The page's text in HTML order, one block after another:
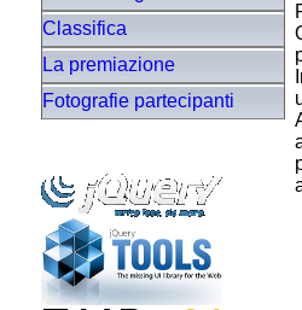
Classifica
La premiazione
Fotografie partecipanti